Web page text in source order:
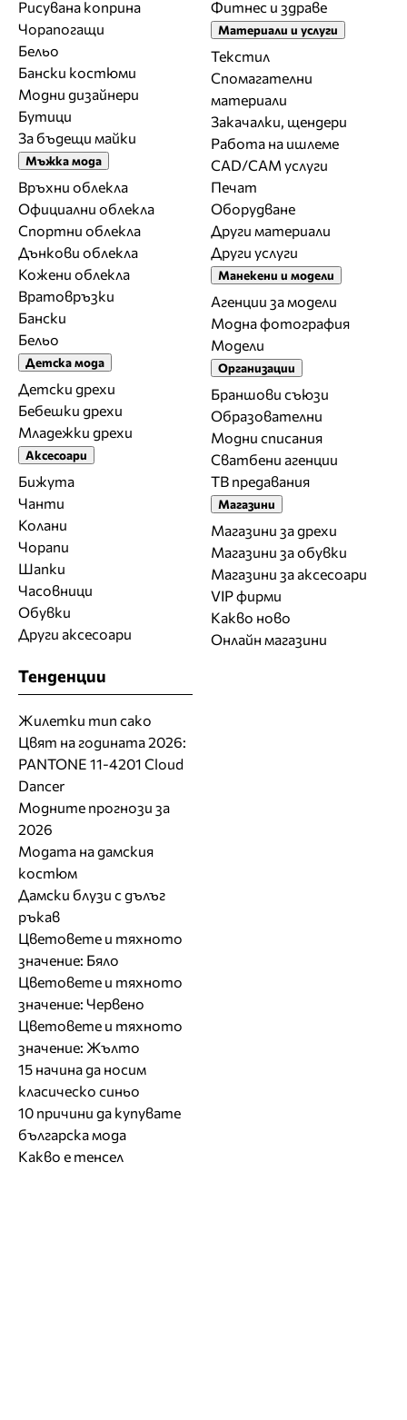
Рисувана коприна
Чорапогащи
Бельо
Бански костюми
Модни дизайнери
Бутици
За бъдещи майки
Мъжка мода
Връхни облекла
Официални облекла
Спортни облекла
Дънкови облекла
Кожени облекла
Вратовръзки
Бански
Бельо
Детска мода
Детски дрехи
Бебешки дрехи
Младежки дрехи
Аксесоари
Бижута
Чанти
Колани
Чорапи
Шапки
Часовници
Обувки
Други аксесоари
Фитнес и здраве
Материали и услуги
Текстил
Спомагателни
материали
Закачалки, щендери
Работа на ишлеме
CAD/CAM услуги
Печат
Оборудване
Други материали
Други услуги
Манекени и модели
Агенции за модели
Модна фотография
Модели
Организации
Браншови съюзи
Образователни
Модни списания
Сватбени агенции
ТВ предавания
Магазини
Магазини за дрехи
Магазини за обувки
Магазини за aксесоари
VIP фирми
Какво ново
Онлайн магазини
Тенденции
Жилетки тип сако
Цвят на годината 2026:
PANTONE 11-4201 Cloud
Dancer
Модните прогнози за
2026
Модата на дамския
костюм
Дамски блузи с дълъг
ръкав
Цветовете и тяхното
значение: Бяло
Цветовете и тяхното
значение: Червено
Цветовете и тяхното
значение: Жълто
15 начина да носим
класическо синьо
10 причини да купувате
българска мода
Какво е тенсел